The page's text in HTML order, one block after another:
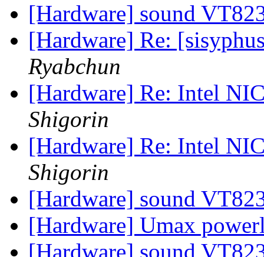
[Hardware] sound
[Hardware] Re:
Ryabchun
[Hardware] Re: Intel
Shigorin
[Hardware] Re: Intel
Shigorin
[Hardware] sound
[Hardware] Umax
[Hardware] sound